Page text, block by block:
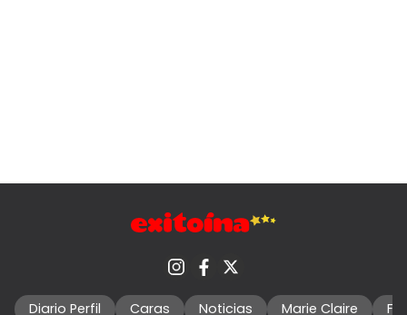
Diario Perfil Caras Noticias Marie Claire